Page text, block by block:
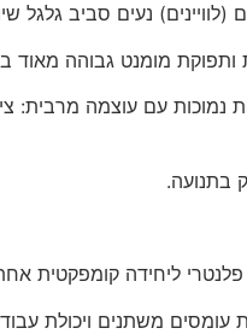
(לוויינים) נעים סביב
מומנט גבוהה מאוד
נמוכות עם עוצמה מרבית:
בתנועה.
ליחידה קומפקטית
עומסים משתנים ויכולת